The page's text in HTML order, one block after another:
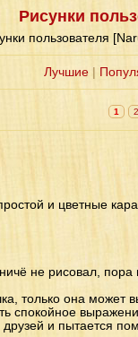
Рисунки
пользователя
Лучшие|
1 2
и цветные
не рисовал,
только она может
спокойное
и пытается